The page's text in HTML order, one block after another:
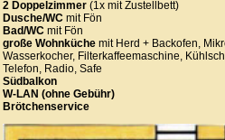
2 Doppelzimmer (1x mit Zustellbett)
Dusche/WC mit Fön
Bad/WC mit Fön
große Wohnküche mit Herd + Backofen,
Wasserkocher, Filterkaffeemaschine,
Telefon, Radio, Safe
Südbalkon
W-LAN (ohne Gebühr)
Brötchenservice